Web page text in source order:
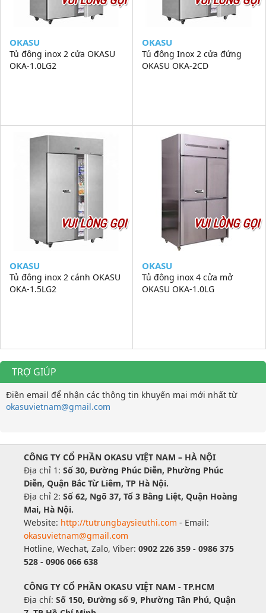
OKASU
Tủ đông inox 2 cửa OKASU
OKA-1.0LG2
OKASU
Tủ đông Inox 2 cửa đứng
OKASU OKA-2CD
VUI LÒNG GỌI
OKASU
Tủ đông inox 2 cánh OKASU
OKA-1.5LG2
VUI LÒNG GỌI
OKASU
Tủ đông inox 4 cửa mở
OKASU OKA-1.0LG
TRỢ GIÚP
Điền email để nhận các thông tin khuyến mại mới nhất từ
okasuvietnam@gmail.com
CÔNG TY CỔ PHẦN OKASU VIỆT NAM – HÀ NỘI
Địa chỉ 1: Số 30, Đường Phúc Diễn, Phường Phúc
Diễn, Quận Bắc Từ Liêm, TP Hà Nội.
Địa chỉ 2: Số 62, Ngõ 37, Tổ 3 Bằng Liệt, Quận Hoàng
Mai, Hà Nội.
Website: http://tutrungbaysieuthi.com - Email:
okasuvietnam@gmail.com
Hotline, Wechat, Zalo, Viber: 0902 226 359 - 0986 375
528 - 0906 066 638
CÔNG TY CỔ PHẦN OKASU VIỆT NAM - TP.HCM
Địa chỉ: Số 150, Đường số 9, Phường Tân Phú, Quận